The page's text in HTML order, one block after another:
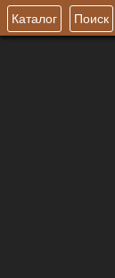
Каталог Поиск